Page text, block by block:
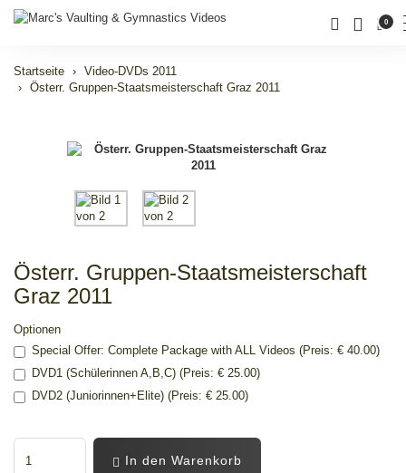
0
Startseite
Video-DVDs 2011
Österr. Gruppen-Staatsmeisterschaft Graz 2011
Österr. Gruppen-Staatsmeisterschaft
Graz 2011
Optionen
Special Offer: Complete Package with ALL Videos (Preis: € 40.00)
DVD1 (Schülerinnen A,B,C) (Preis: € 25.00)
DVD2 (Juniorinnen+Elite) (Preis: € 25.00)
In den Warenkorb